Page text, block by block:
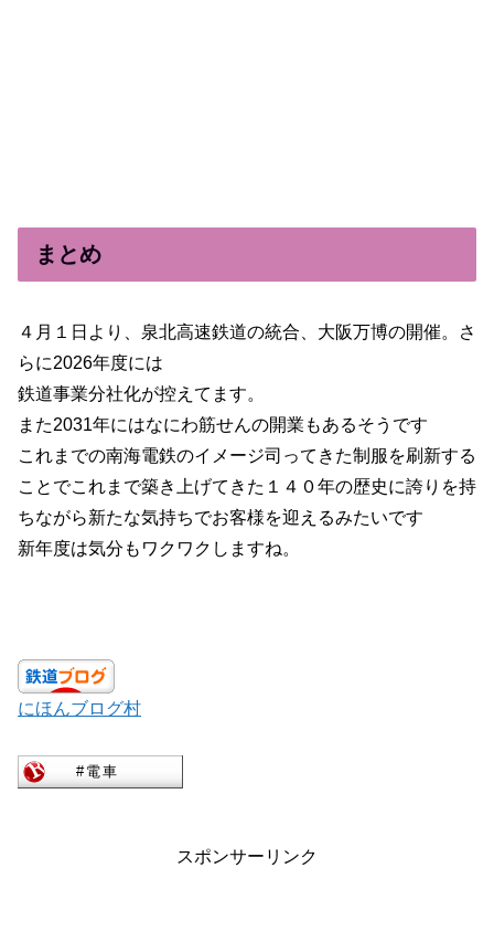
まとめ
４月１日より、泉北高速鉄道の統合、大阪万博の開催。さ
らに2026年度には
鉄道事業分社化が控えてます。
また2031年にはなにわ筋せんの開業もあるそうです
これまでの南海電鉄のイメージ司ってきた制服を刷新する
ことでこれまで築き上げてきた１４０年の歴史に誇りを持
ちながら新たな気持ちでお客様を迎えるみたいです
新年度は気分もワクワクしますね。
にほんブログ村
スポンサーリンク